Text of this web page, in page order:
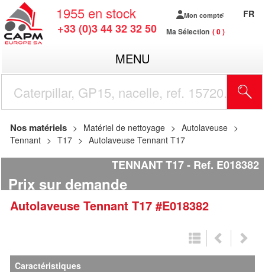
1955 en stock
+33 (0)3 44 32 32 50
Mon compte
Ma Sélection 0
FR
MENU
Nos matériels Matériel de nettoyage
Autolaveuse
Tennant
T17 Autolaveuse Tennant T17
TENNANT T17 Ref. E018382
Prix sur demande
Autolaveuse Tennant T17 #E018382
Caractéristiques